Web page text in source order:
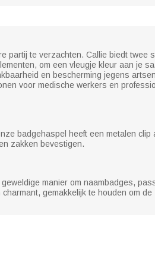
partij te verzachten. Callie biedt twee
om een vleugje kleur aan je
en bescherming jegens
voor medische werkers en
badgehaspel heeft een metalen clip
zakken bevestigen.
manier om naambadges,
gemakkelijk te houden om de